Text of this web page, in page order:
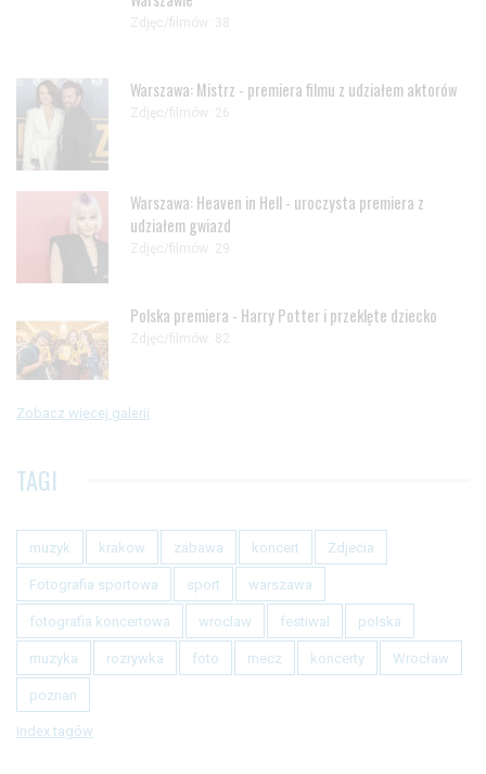
Zdjęc/filmów: 38
Warszawa: Mistrz - premiera filmu z udziałem aktorów
Zdjęc/filmów: 26
Warszawa: Heaven in Hell - uroczysta premiera z
udziałem gwiazd
Zdjęc/filmów: 29
Polska premiera - Harry Potter i przeklęte dziecko
Zdjęc/filmów: 82
Zobacz więcej galerii
TAGI
muzyk krakow zabawa koncert Zdjecia
Fotografia sportowa sport warszawa
fotografia koncertowa wroclaw festiwal polska
muzyka rozrywka foto mecz koncerty Wrocław
poznan
Index tagów